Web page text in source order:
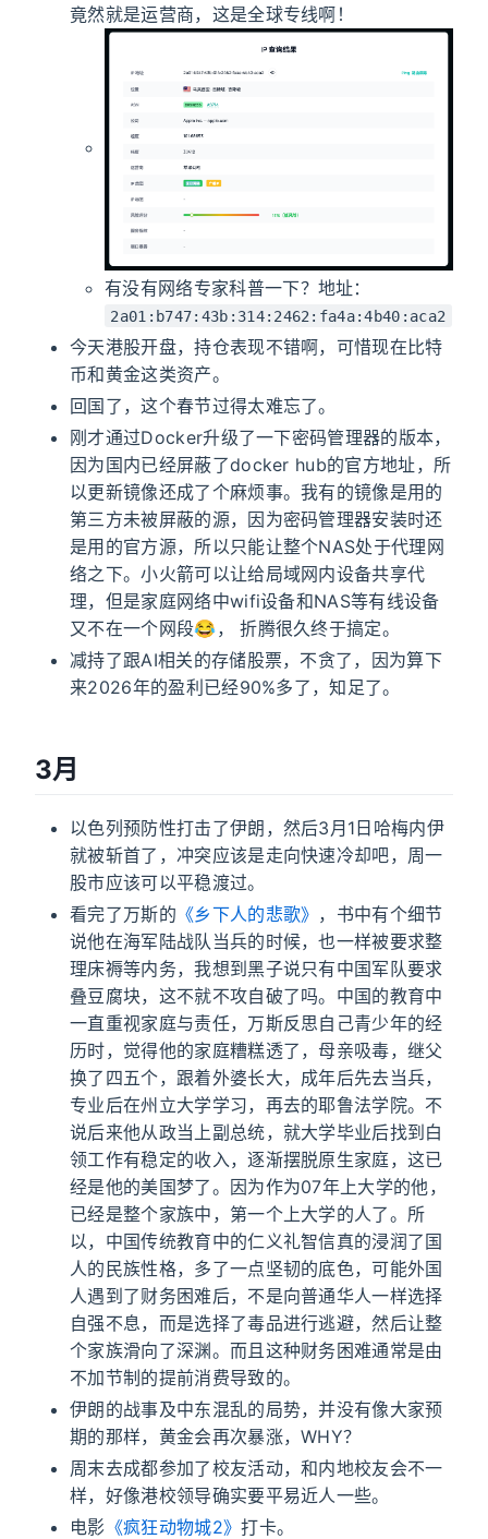
竟然就是运营商，这是全球专线啊！
有没有网络专家科普一下？地址：
2a01:b747:43b:314:2462:fa4a:4b40:aca2
今天港股开盘，持仓表现不错啊，可惜现在比特
币和黄金这类资产。
回国了，这个春节过得太难忘了。
刚才通过Docker升级了一下密码管理器的版本，
因为国内已经屏蔽了docker hub的官方地址，所
以更新镜像还成了个麻烦事。我有的镜像是用的
第三方未被屏蔽的源，因为密码管理器安装时还
是用的官方源，所以只能让整个NAS处于代理网
络之下。小火箭可以让给局域网内设备共享代
理，但是家庭网络中wifi设备和NAS等有线设备
又不在一个网段😂， 折腾很久终于搞定。
减持了跟AI相关的存储股票，不贪了，因为算下
来2026年的盈利已经90%多了，知足了。
3月
以色列预防性打击了伊朗，然后3月1日哈梅内伊
就被斩首了，冲突应该是走向快速冷却吧，周一
股市应该可以平稳渡过。
看完了万斯的 《乡下人的悲歌》 ，书中有个细节
说他在海军陆战队当兵的时候，也一样被要求整
理床褥等内务，我想到黑子说只有中国军队要求
叠豆腐块，这不就不攻自破了吗。中国的教育中
一直重视家庭与责任，万斯反思自己青少年的经
历时，觉得他的家庭糟糕透了，母亲吸毒，继父
换了四五个，跟着外婆长大，成年后先去当兵，
专业后在州立大学学习，再去的耶鲁法学院。不
说后来他从政当上副总统，就大学毕业后找到白
领工作有稳定的收入，逐渐摆脱原生家庭，这已
经是他的美国梦了。因为作为07年上大学的他，
已经是整个家族中，第一个上大学的人了。所
以，中国传统教育中的仁义礼智信真的浸润了国
人的民族性格，多了一点坚韧的底色，可能外国
人遇到了财务困难后，不是向普通华人一样选择
自强不息，而是选择了毒品进行逃避，然后让整
个家族滑向了深渊。而且这种财务困难通常是由
不加节制的提前消费导致的。
伊朗的战事及中东混乱的局势，并没有像大家预
期的那样，黄金会再次暴涨，WHY？
周末去成都参加了校友活动，和内地校友会不一
样，好像港校领导确实要平易近人一些。
电影 《疯狂动物城2》打卡。